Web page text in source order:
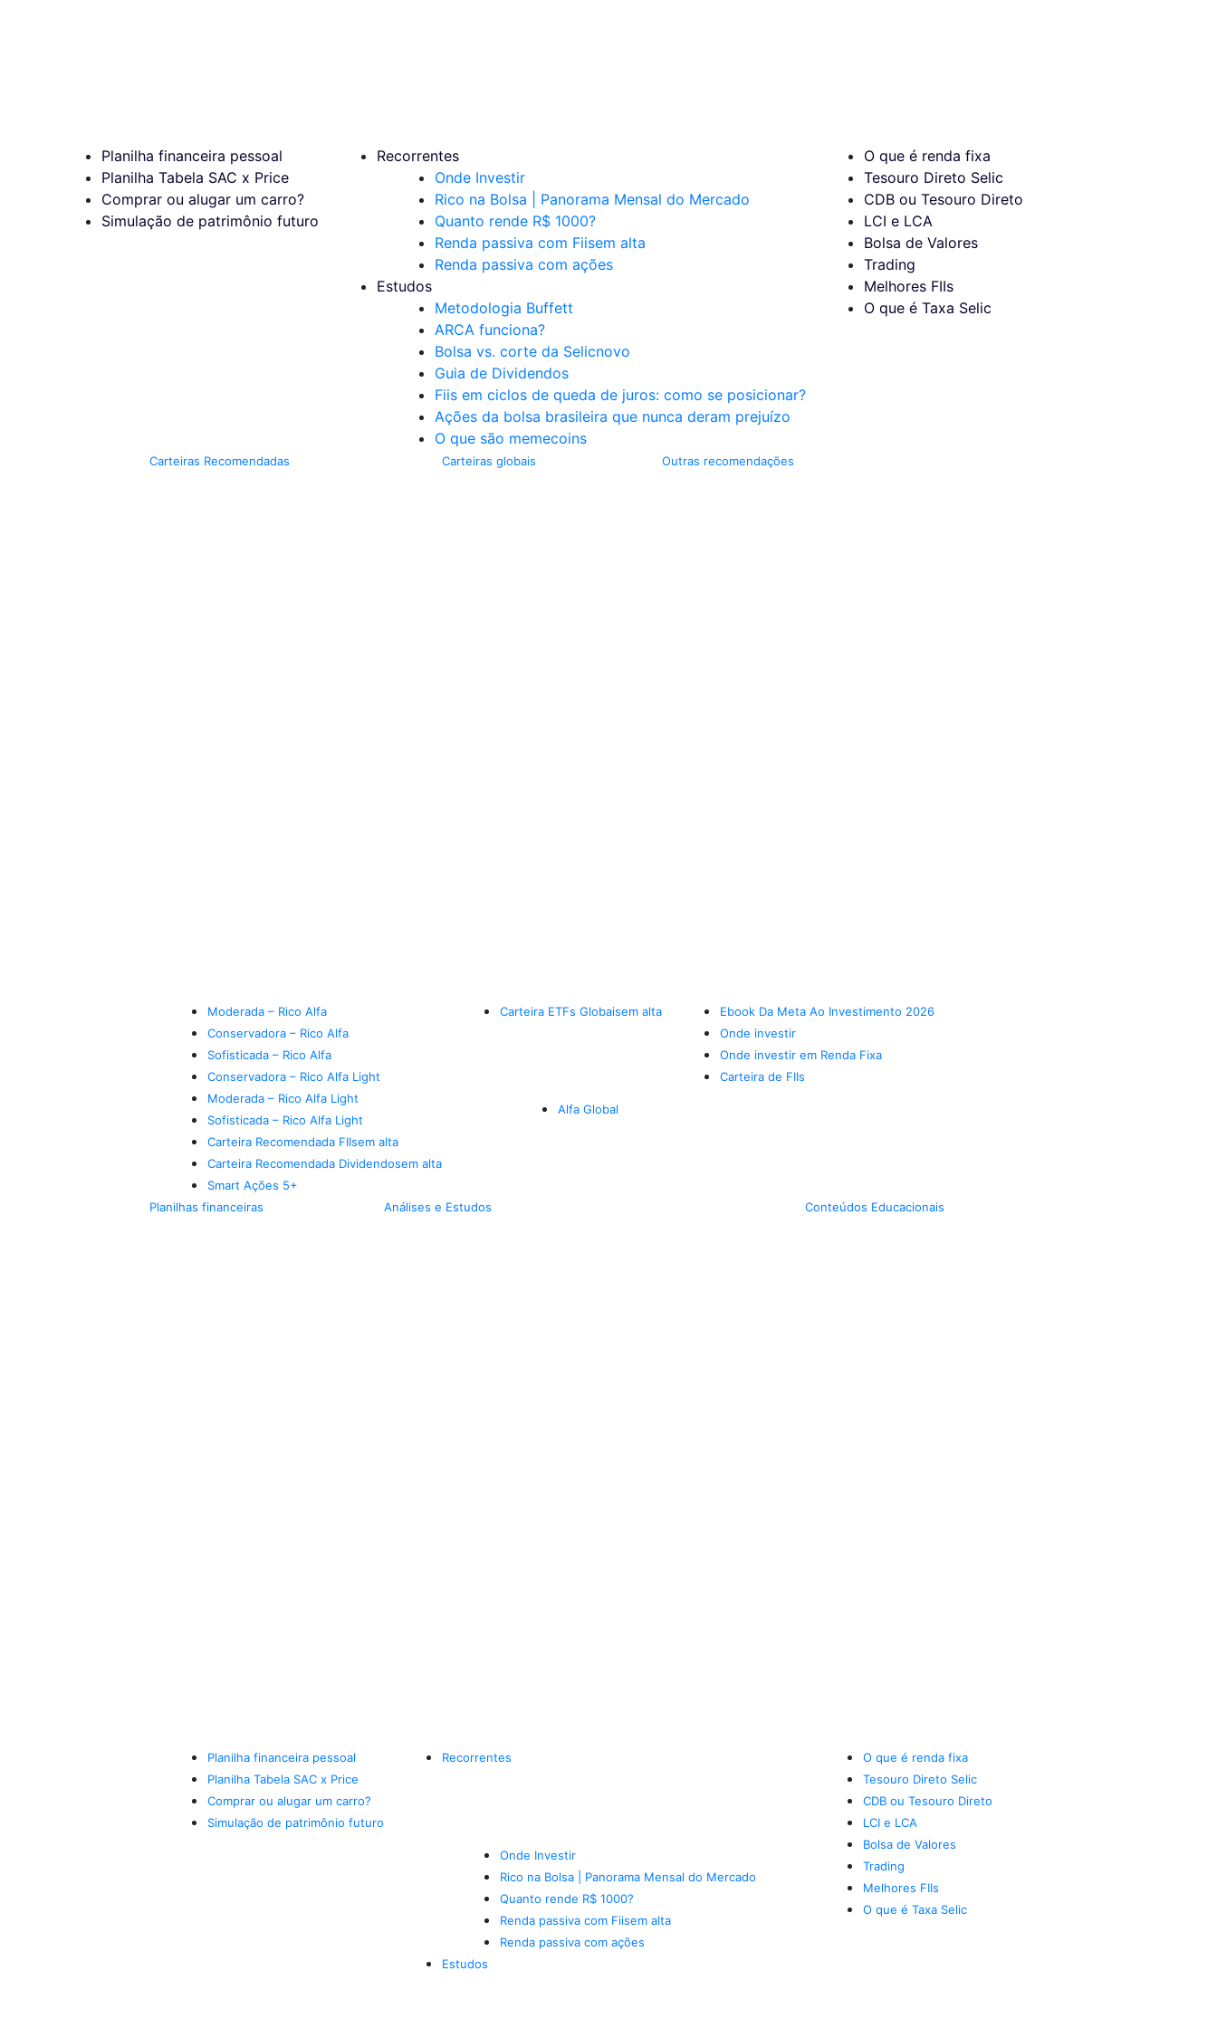
Planilha financeira pessoal
Planilha Tabela SAC x Price
Comprar ou alugar um carro?
Simulação de patrimônio futuro
Recorrentes
Onde Investir
Rico na Bolsa | Panorama Mensal do Mercado
Quanto rende R$ 1000?
Renda passiva com Fiisem alta
Renda passiva com ações
Estudos
Metodologia Buffett
ARCA funciona?
Bolsa vs. corte da Selicnovo
Guia de Dividendos
Fiis em ciclos de queda de juros: como se posicionar?
Ações da bolsa brasileira que nunca deram prejuízo
O que são memecoins
O que é renda fixa
Tesouro Direto Selic
CDB ou Tesouro Direto
LCI e LCA
Bolsa de Valores
Trading
Melhores FIIs
O que é Taxa Selic
Carteiras Recomendadas
Moderada – Rico Alfa
Conservadora – Rico Alfa
Sofisticada – Rico Alfa
Conservadora – Rico Alfa Light
Moderada – Rico Alfa Light
Sofisticada – Rico Alfa Light
Carteira Recomendada FIIsem alta
Carteira Recomendada Dividendosem alta
Smart Ações 5+
Carteiras globais
Carteira ETFs Globaisem alta
Alfa Global
Outras recomendações
Ebook Da Meta Ao Investimento 2026
Onde investir
Onde investir em Renda Fixa
Carteira de FIIs
Planilhas financeiras
Planilha financeira pessoal
Planilha Tabela SAC x Price
Comprar ou alugar um carro?
Simulação de patrimônio futuro
Análises e Estudos
Recorrentes
Onde Investir
Rico na Bolsa | Panorama Mensal do Mercado
Quanto rende R$ 1000?
Renda passiva com Fiisem alta
Renda passiva com ações
Estudos
Conteúdos Educacionais
O que é renda fixa
Tesouro Direto Selic
CDB ou Tesouro Direto
LCI e LCA
Bolsa de Valores
Trading
Melhores FIIs
O que é Taxa Selic